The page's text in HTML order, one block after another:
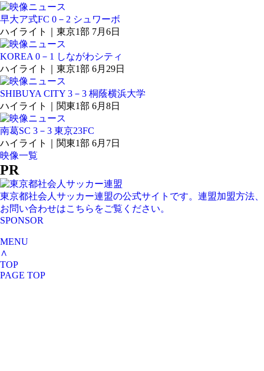
早大ア式FC 0－2 シュワーボ
ハイライト｜東京1部 7月6日
KOREA 0－1 しながわシティ
ハイライト｜東京1部 6月29日
SHIBUYA CITY 3－3 桐蔭横浜大学
ハイライト｜関東1部 6月8日
南葛SC 3－3 東京23FC
ハイライト｜関東1部 6月7日
映像一覧
PR
東京都社会人サッカー連盟の公式サイトです。連盟加盟方法、
お問い合わせはこちらをご覧ください。
SPONSOR
MENU
∧
TOP
PAGE TOP